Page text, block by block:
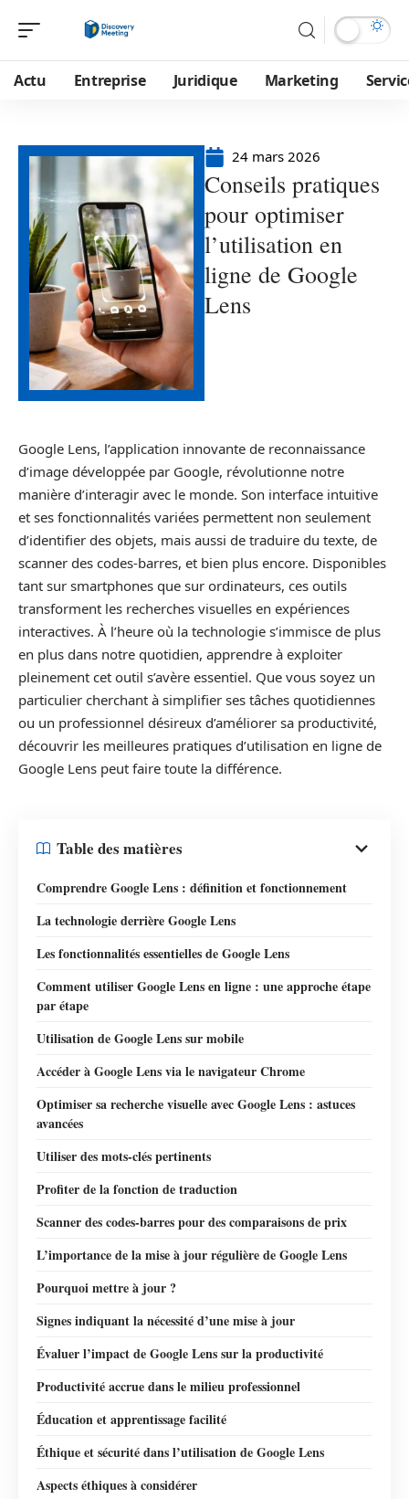
Actu Entreprise Juridique Marketing
24 mars 2026
Conseils pratiques
pour optimiser
l’utilisation en
ligne de Google
Lens
Google Lens, l’application innovante de reconnaissance
d’image développée par Google, révolutionne notre
manière d’interagir avec le monde. Son interface intuitive
et ses fonctionnalités variées permettent non seulement
d’identifier des objets, mais aussi de traduire du texte, de
scanner des codes-barres, et bien plus encore. Disponibles
tant sur smartphones que sur ordinateurs, ces outils
transforment les recherches visuelles en expériences
interactives. À l’heure où la technologie s’immisce de plus
en plus dans notre quotidien, apprendre à exploiter
pleinement cet outil s’avère essentiel. Que vous soyez un
particulier cherchant à simplifier ses tâches quotidiennes
ou un professionnel désireux d’améliorer sa productivité,
découvrir les meilleures pratiques d’utilisation en ligne de
Google Lens peut faire toute la différence.
Table des matières
Comprendre Google Lens : définition et fonctionnement
La technologie derrière Google Lens
Les fonctionnalités essentielles de Google Lens
Comment utiliser Google Lens en ligne : une approche étape
par étape
Utilisation de Google Lens sur mobile
Accéder à Google Lens via le navigateur Chrome
Optimiser sa recherche visuelle avec Google Lens : astuces
avancées
Utiliser des mots-clés pertinents
Profiter de la fonction de traduction
Scanner des codes-barres pour des comparaisons de prix
L’importance de la mise à jour régulière de Google Lens
Pourquoi mettre à jour ?
Signes indiquant la nécessité d’une mise à jour
Évaluer l’impact de Google Lens sur la productivité
Productivité accrue dans le milieu professionnel
Éducation et apprentissage facilité
Éthique et sécurité dans l’utilisation de Google Lens
Aspects éthiques à considérer